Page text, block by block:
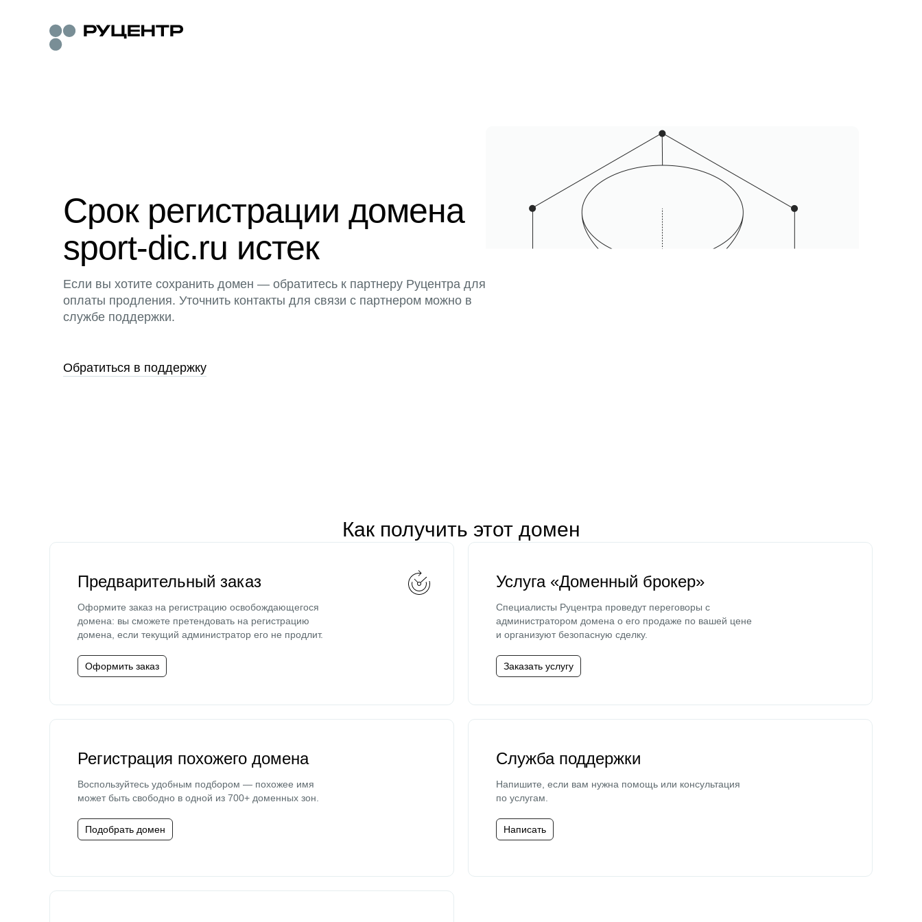
Срок регистрации домена
sport-dic.ru истек
Если вы хотите сохранить домен — обратитесь к партнеру Руцентра для
оплаты продления. Уточнить контакты для связи с партнером можно в
службе поддержки.
Обратиться в поддержку
Как получить этот домен
Предварительный заказ
Оформите заказ на регистрацию освобождающегося
домена: вы сможете претендовать на регистрацию
домена, если текущий администратор его не продлит.
Оформить заказ
Услуга «Доменный брокер»
Специалисты Руцентра проведут переговоры с
администратором домена о его продаже по вашей цене
и организуют безопасную сделку.
Заказать услугу
Регистрация похожего домена
Воспользуйтесь удобным подбором — похожее имя
может быть свободно в одной из 700+ доменных зон.
Подобрать домен
Служба поддержки
Напишите, если вам нужна помощь или консультация
по услугам.
Написать